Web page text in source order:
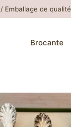
Emballage de qualité
Brocante